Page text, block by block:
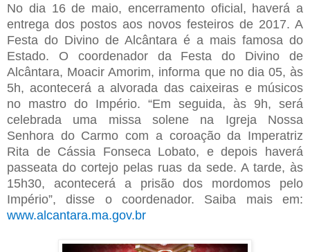
No dia 16 de maio, encerramento oficial, haverá a
entrega dos postos aos novos festeiros de 2017. A
Festa do Divino de Alcântara é a mais famosa do
Estado. O coordenador da Festa do Divino de
Alcântara, Moacir Amorim, informa que no dia 05, às
5h, acontecerá a alvorada das caixeiras e músicos
no mastro do Império. “Em seguida, às 9h, será
celebrada uma missa solene na Igreja Nossa
Senhora do Carmo com a coroação da Imperatriz
Rita de Cássia Fonseca Lobato, e depois haverá
passeata do cortejo pelas ruas da sede. A tarde, às
15h30, acontecerá a prisão dos mordomos pelo
Império”, disse o coordenador. Saiba mais em:
www.alcantara.ma.gov.br